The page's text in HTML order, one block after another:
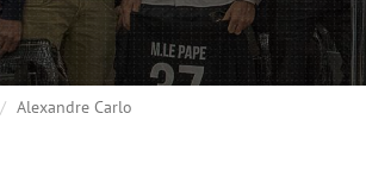
Alexandre Carlo